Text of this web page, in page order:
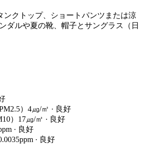
ンクトップ、ショートパンツまたは涼
ダルや夏の靴、帽子とサングラス（日
） 4㎍/㎥ · 良好
） 17㎍/㎥ · 良好
· 良好
· 良好